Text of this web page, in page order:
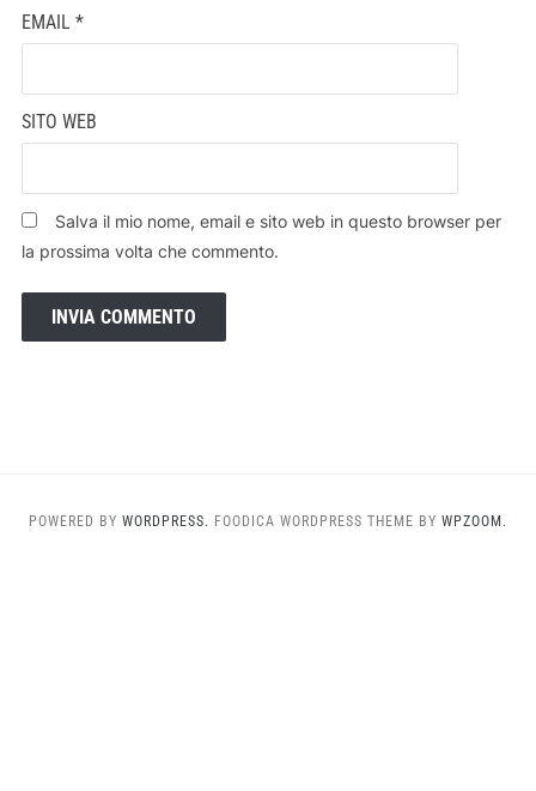
EMAIL *
SITO WEB
Salva il mio nome, email e sito web in questo browser per
la prossima volta che commento.
POWERED BY WORDPRESS. FOODICA WORDPRESS THEME BY WPZOOM.